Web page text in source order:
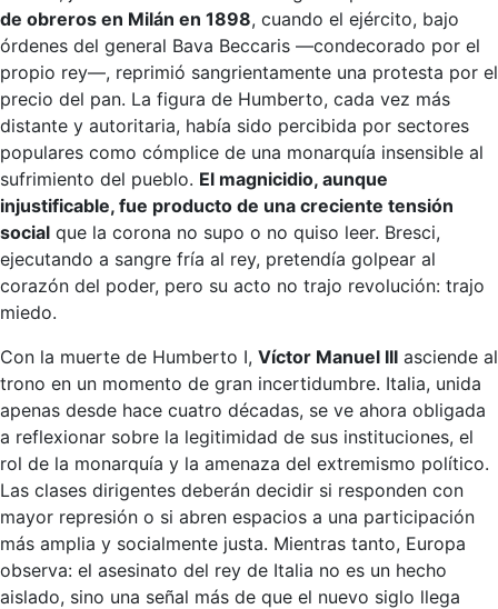
de obreros en Milán en 1898, cuando el ejército, bajo
órdenes del general Bava Beccaris —condecorado por el
propio rey—, reprimió sangrientamente una protesta por el
precio del pan. La figura de Humberto, cada vez más
distante y autoritaria, había sido percibida por sectores
populares como cómplice de una monarquía insensible al
sufrimiento del pueblo. El magnicidio, aunque
injustificable, fue producto de una creciente tensión
social que la corona no supo o no quiso leer. Bresci,
ejecutando a sangre fría al rey, pretendía golpear al
corazón del poder, pero su acto no trajo revolución: trajo
miedo.
Con la muerte de Humberto I, Víctor Manuel III asciende al
trono en un momento de gran incertidumbre. Italia, unida
apenas desde hace cuatro décadas, se ve ahora obligada
a reflexionar sobre la legitimidad de sus instituciones, el
rol de la monarquía y la amenaza del extremismo político.
Las clases dirigentes deberán decidir si responden con
mayor represión o si abren espacios a una participación
más amplia y socialmente justa. Mientras tanto, Europa
observa: el asesinato del rey de Italia no es un hecho
aislado, sino una señal más de que el nuevo siglo llega